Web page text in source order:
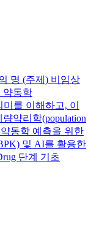
명 (주제) 비임상
약동학
를 이해하고, 이
약리학(population
동학 예측을 위한
및 AI를 활용한
단계 기초